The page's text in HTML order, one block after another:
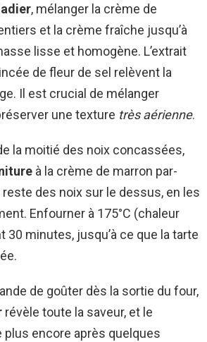
, mélanger la crème de
et la crème fraîche jusqu’à
lisse et homogène. L’extrait
de fleur de sel relèvent la
Il est crucial de mélanger
une texture très aérienne.
la moitié des noix concassées,
à la crème de marron par-
des noix sur le dessus, en les
Enfourner à 175°C (chaleur
30 minutes, jusqu’à ce que la tarte
de goûter dès la sortie du four,
révèle toute la saveur, et le
plus encore après quelques